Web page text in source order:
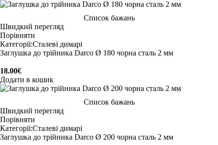
Список бажань
Швидкий перегляд
Порівняти
Категорії:Сталеві димарі
Заглушка до трійника Darco Ø 180 чорна сталь 2 мм
18.00€
Додати в кошик
Список бажань
Швидкий перегляд
Порівняти
Категорії:Сталеві димарі
Заглушка до трійника Darco Ø 200 чорна сталь 2 мм